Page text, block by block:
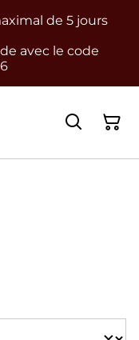
de 5 jours
avec le code